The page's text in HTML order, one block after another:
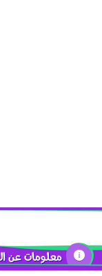
معلومات عن